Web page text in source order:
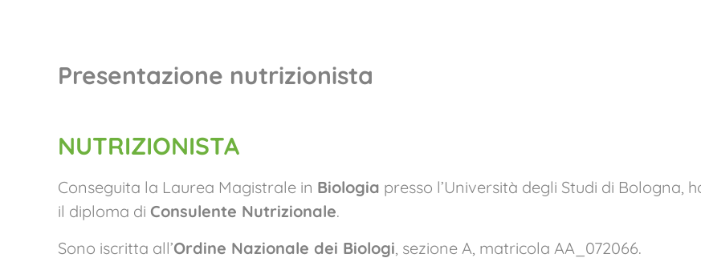
Presentazione nutrizionista
NUTRIZIONISTA
Conseguita la Laurea Magistrale in Biologia presso l’Università degli Studi di Bologna,
il diploma di Consulente Nutrizionale.
Sono iscritta all’Ordine Nazionale dei Biologi, sezione A, matricola AA_072066.